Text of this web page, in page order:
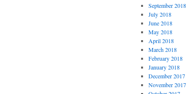
September 2018
July 2018
June 2018
May 2018
April 2018
March 2018
February 2018
January 2018
December 2017
November 2017